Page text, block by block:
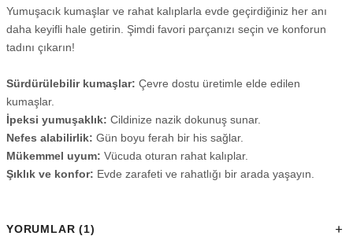
Yumuşacık kumaşlar ve rahat kalıplarla evde geçirdiğiniz her anı
daha keyifli hale getirin. Şimdi favori parçanızı seçin ve konforun
tadını çıkarın!
Sürdürülebilir kumaşlar: Çevre dostu üretimle elde edilen
kumaşlar.
İpeksi yumuşaklık: Cildinize nazik dokunuş sunar.
Nefes alabilirlik: Gün boyu ferah bir his sağlar.
Mükemmel uyum: Vücuda oturan rahat kalıplar.
Şıklık ve konfor: Evde zarafeti ve rahatlığı bir arada yaşayın.
YORUMLAR (1)